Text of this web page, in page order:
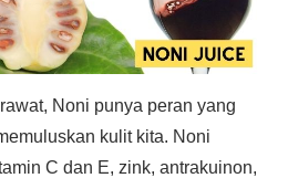
Noni punya peran yang
kulit kita. Noni
C dan E, zink, antrakuinon,